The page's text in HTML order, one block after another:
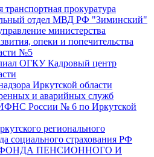
прокуратура
отдел МВД РФ "Зиминский"
министерства
опеки и попечительства
№5
ОГКУ Кадровый центр
Иркутской области
и аварийных служб
России № 6 по Иркутской
регионального
социального страхования РФ
ПЕНСИОННОГО И